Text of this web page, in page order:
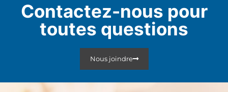
Contactez-nous pour
toutes questions
Nous joindre